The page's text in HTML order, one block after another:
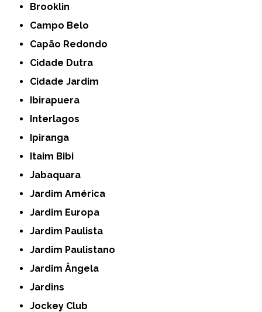
Brooklin
Campo Belo
Capão Redondo
Cidade Dutra
Cidade Jardim
Ibirapuera
Interlagos
Ipiranga
Itaim Bibi
Jabaquara
Jardim América
Jardim Europa
Jardim Paulista
Jardim Paulistano
Jardim Ângela
Jardins
Jockey Club